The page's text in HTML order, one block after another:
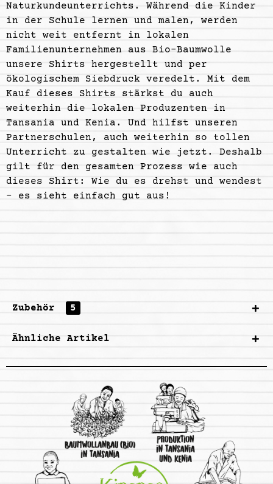
Naturkundeunterrichts . Während die Kinder
in der Schule lernen und malen, werden
nicht weit entfernt in lokalen
Familienunternehmen aus Bio-Baumwolle
unsere Shirts hergestellt und per
ökologischem Siebdruck veredelt.
Mit dem
Kauf dieses Shirts stärkst du auch
weiterhin die lokalen Produzenten in
Tansania und Kenia. Und hilfst unseren
Partnerschulen, auch weiterhin so tollen
Unterricht zu gestalten wie jetzt. Deshalb
gilt für den gesamten Prozess wie auch
dieses Shirt: Wie du es drehst und wendest
– es sieht einfach gut aus!
Zubehör 5
Ähnliche Artikel